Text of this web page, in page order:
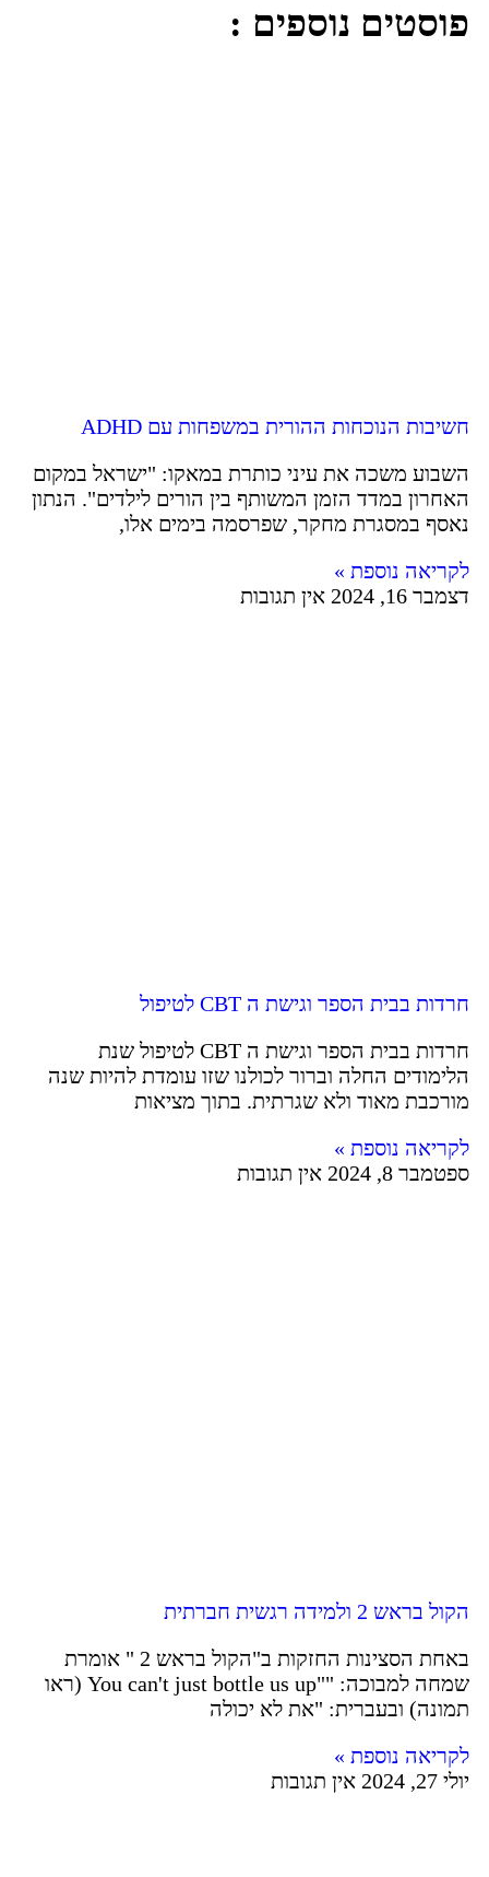
פוסטים נוספים :
חשיבות הנוכחות ההורית במשפחות עם ADHD
השבוע משכה את עיני כותרת במאקו: "ישראל במקום
האחרון במדד הזמן המשותף בין הורים לילדים". הנתון
נאסף במסגרת מחקר, שפרסמה בימים אלו,
לקריאה נוספת »
דצמבר 16, 2024
אין תגובות
חרדות בבית הספר וגישת ה CBT לטיפול
חרדות בבית הספר וגישת ה CBT לטיפול שנת
הלימודים החלה וברור לכולנו שזו עומדת להיות שנה
מורכבת מאוד ולא שגרתית. בתוך מציאות
לקריאה נוספת »
ספטמבר 8, 2024
אין תגובות
הקול בראש 2 ולמידה רגשית חברתית
באחת הסצינות החזקות ב"הקול בראש 2 " אומרת
שמחה למבוכה: ""You can't just bottle us up (ראו
תמונה) ובעברית: "את לא יכולה
לקריאה נוספת »
יולי 27, 2024
אין תגובות